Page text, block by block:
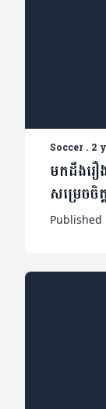
Soccer. 2
មកដឹងរ
សម្រេចចិ
Published